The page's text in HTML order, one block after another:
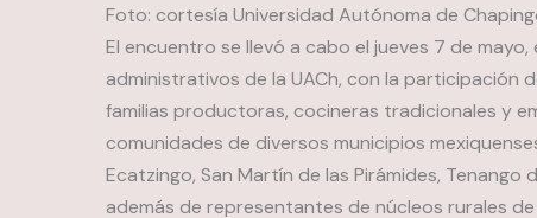
Foto: cortesía Universidad Autónoma de
El encuentro se llevó a cabo el jueves 7 de
administrativos de la UACh, con la participación
familias productoras, cocineras tradicionales y
comunidades de diversos municipios
Ecatzingo, San Martín de las Pirámides, Tenango
además de representantes de núcleos rurales de